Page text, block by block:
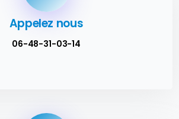
Appelez nous
06-48-31-03-14